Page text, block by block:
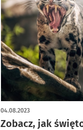
Zobacz, jak
04.08.2023
artykuł z galerią zdjęć